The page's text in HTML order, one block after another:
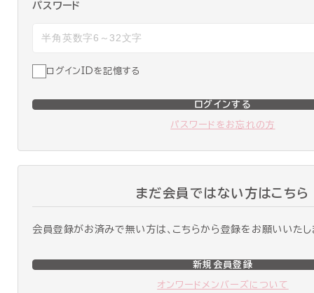
パスワード
ログインIDを記憶する
ログインする
パスワードをお忘れの方
まだ会員ではない方はこちら
会員登録がお済みで無い方は、こちらから登録をお願いいたし
新規会員登録
オンワードメンバーズについて